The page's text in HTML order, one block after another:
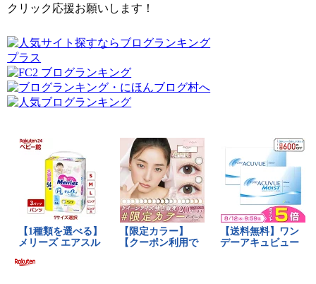
クリック応援お願いします！